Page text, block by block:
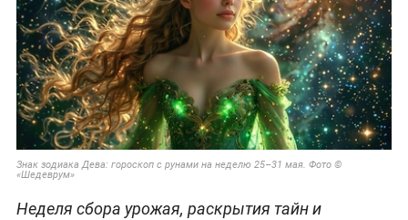
Знак зодиака Дева: гороскоп с рунами на неделю 25–31 мая. Фото ©
«Шедеврум»
Неделя сбора урожая, раскрытия тайн и